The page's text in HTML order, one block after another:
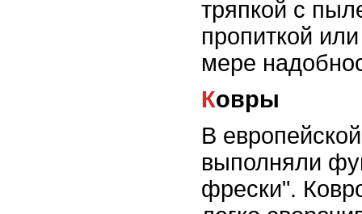
тряпкой с
пропиткой
мере
Ковры
В
выполняли
фрески".